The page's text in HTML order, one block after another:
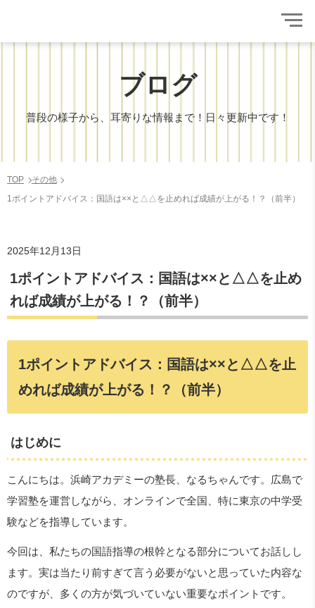
ブログ
普段の様子から、耳寄りな情報まで！日々更新中です！
TOP
その他
1ポイントアドバイス：国語は××と△△を止めれば成績が上がる！？（前半）
2025年12月13日
1ポイントアドバイス：国語は××と△△を止め
れば成績が上がる！？（前半）
1ポイントアドバイス：国語は××と△△を止
めれば成績が上がる！？（前半）
はじめに
こんにちは。浜崎アカデミーの塾長、なるちゃんです。広島で
学習塾を運営しながら、オンラインで全国、特に東京の中学受
験などを指導しています。
今回は、私たちの国語指導の根幹となる部分についてお話しし
ます。実は当たり前すぎて言う必要がないと思っていた内容な
のですが、多くの方が気づいていない重要なポイントです。